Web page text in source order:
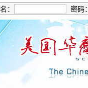
： 密码：